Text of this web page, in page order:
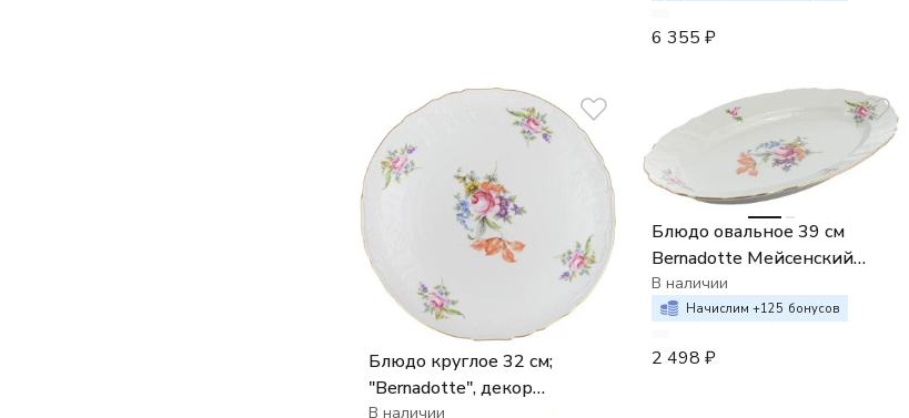
6 355 ₽
Блюдо круглое 32 см;
"Bernadotte", декор
В наличии
Блюдо овальное 39 см
Bernadotte Мейсенский
букет
В наличии
Начислим +125 бонусов
2 498 ₽